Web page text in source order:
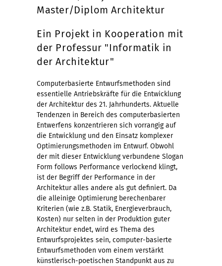
Master/Diplom Architektur
Ein Projekt in Kooperation mit
der Professur "Informatik in
der Architektur"
Computerbasierte Entwurfsmethoden sind
essentielle Antriebskräfte für die Entwicklung
der Architektur des 21. Jahrhunderts. Aktuelle
Tendenzen in Bereich des computerbasierten
Entwerfens konzentrieren sich vorrangig auf
die Entwicklung und den Einsatz komplexer
Optimierungsmethoden im Entwurf. Obwohl
der mit dieser Entwicklung verbundene Slogan
Form follows Performance verlockend klingt,
ist der Begriff der Performance in der
Architektur alles andere als gut definiert. Da
die alleinige Optimierung berechenbarer
Kriterien (wie z.B. Statik, Energieverbrauch,
Kosten) nur selten in der Produktion guter
Architektur endet, wird es Thema des
Entwurfsprojektes sein, computer-basierte
Entwurfsmethoden vom einem verstärkt
künstlerisch-poetischen Standpunkt aus zu